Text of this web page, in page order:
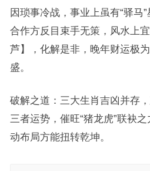
因琐事冷战，事业上虽有“驿马
合作方反目束手无策，风水上
芦】，化解是非，晚年财运极
盛。
破解之道：三大生肖吉凶并存
三者运势，催旺“猪龙虎”联袂
动布局方能扭转乾坤。